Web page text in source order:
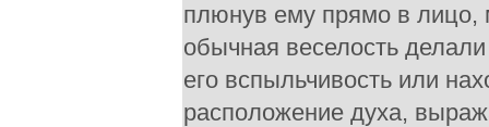
плюнув ему прямо в лицо,
обычная веселость
его вспыльчивость или
расположение духа,